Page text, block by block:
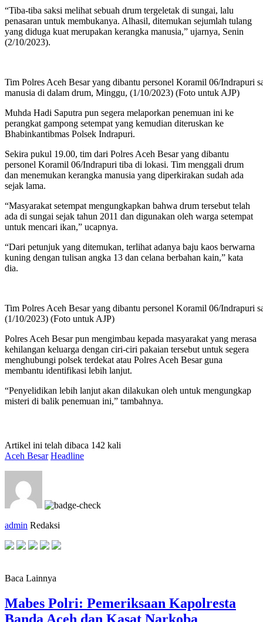
“Tiba-tiba saksi melihat sebuah drum tergeletak di sungai, lalu
penasaran untuk membukanya. Alhasil, ditemukan sejumlah tulang
yang diduga kuat merupakan kerangka manusia,” ujarnya, Senin
(2/10/2023).
Tim Polres Aceh Besar yang dibantu personel Koramil 06/Indrapuri
manusia di dalam drum, Minggu, (1/10/2023) (Foto untuk AJP)
Muhda Hadi Saputra pun segera melaporkan penemuan ini ke
perangkat gampong setempat yang kemudian diteruskan ke
Bhabinkantibmas Polsek Indrapuri.
Sekira pukul 19.00, tim dari Polres Aceh Besar yang dibantu
personel Koramil 06/Indrapuri tiba di lokasi. Tim menggali drum
dan menemukan kerangka manusia yang diperkirakan sudah ada
sejak lama.
“Masyarakat setempat mengungkapkan bahwa drum tersebut telah
ada di sungai sejak tahun 2011 dan digunakan oleh warga setempat
untuk mencari ikan,” ucapnya.
“Dari petunjuk yang ditemukan, terlihat adanya baju kaos berwarna
kuning dengan tulisan angka 13 dan celana berbahan kain,” kata
dia.
Tim Polres Aceh Besar yang dibantu personel Koramil 06/Indrapuri
(1/10/2023) (Foto untuk AJP)
Polres Aceh Besar pun mengimbau kepada masyarakat yang merasa
kehilangan keluarga dengan ciri-ciri pakaian tersebut untuk segera
menghubungi polsek terdekat atau Polres Aceh Besar guna
membantu identifikasi lebih lanjut.
“Penyelidikan lebih lanjut akan dilakukan oleh untuk mengungkap
misteri di balik penemuan ini,” tambahnya.
Artikel ini telah dibaca 142 kali
Aceh Besar Headline
admin Redaksi
Baca Lainnya
Mabes Polri: Pemeriksaan Kapolresta
Banda Aceh dan Kasat Narkoba